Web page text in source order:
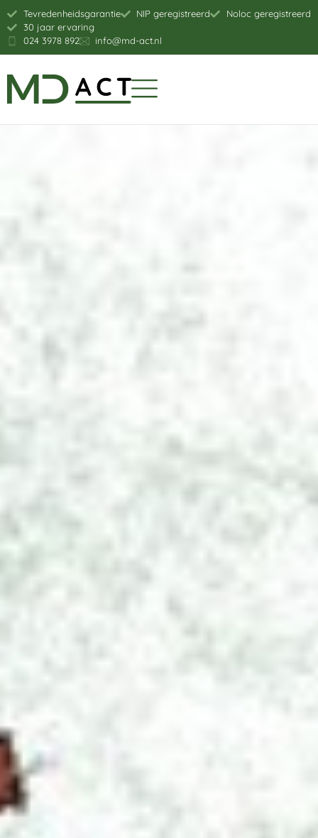
Tevredenheidsgarantie NIP geregistreerd
Noloc geregistreerd
30 jaar ervaring
024 3978 892
info@md-act.nl